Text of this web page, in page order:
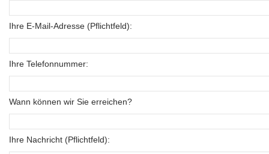
Ihre E-Mail-Adresse (Pflichtfeld):
Ihre Telefonnummer:
Wann können wir Sie erreichen?
Ihre Nachricht (Pflichtfeld):